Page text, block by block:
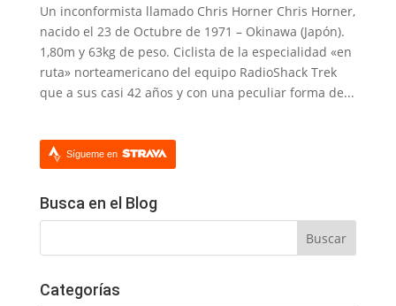
Un inconformista llamado Chris Horner Chris Horner,
nacido el 23 de Octubre de 1971 – Okinawa (Japón).
1,80m y 63kg de peso. Ciclista de la especialidad «en
ruta» norteamericano del equipo RadioShack Trek
que a sus casi 42 años y con una peculiar forma de...
Sígueme en
Busca en el Blog
Categorías